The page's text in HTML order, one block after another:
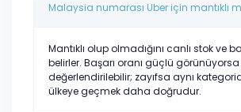
Malaysia numarası Uber için mantıklı
Mantıklı olup olmadığını canlı stok ve
belirler. Başarı oranı güçlü görünüyorsa
değerlendirilebilir; zayıfsa aynı
ülkeye geçmek daha doğrudur.